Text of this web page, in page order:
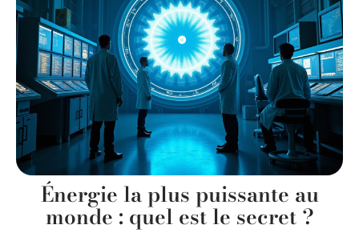
Énergie la plus puissante au
monde : quel est le secret ?